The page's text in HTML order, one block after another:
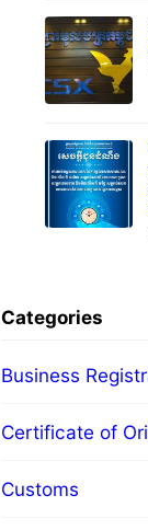
Categories
Business
Certificate of
Customs